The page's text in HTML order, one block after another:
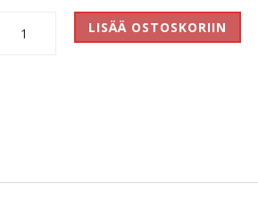
pollari
LISÄÄ OSTOSKORIIN